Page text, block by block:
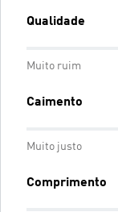
Qualidade
Muito ruim
Caimento
Muito justo
Comprimento